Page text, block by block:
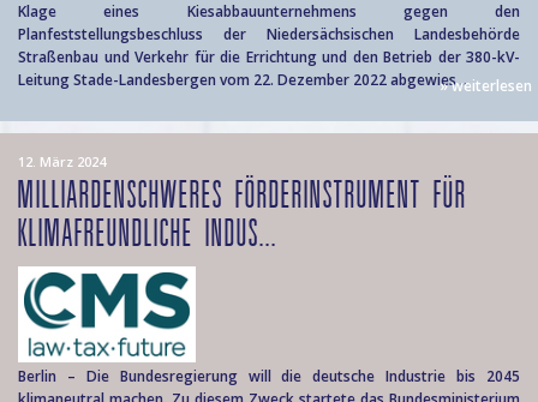
Klage eines Kiesabbauunternehmens gegen den
Planfeststellungsbeschluss der Niedersächsischen Landesbehörde
Straßenbau und Verkehr für die Errichtung und den Betrieb der 380-kV-
Leitung Stade-Landesbergen vom 22. Dezember 2022 abgewies...» weiterlesen
12. März 2024
MILLIARDENSCHWERES FÖRDERINSTRUMENT FÜR
KLIMAFREUNDLICHE INDUS...
Berlin – Die Bundesregierung will die deutsche Industrie bis 2045